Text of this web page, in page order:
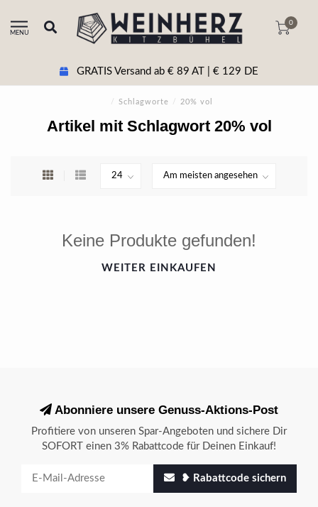
MENU
0
GRATIS Versand ab € 89 AT | € 129 DE
/ Schlagworte / 20% vol
Artikel mit Schlagwort 20% vol
Keine Produkte gefunden!
WEITER EINKAUFEN
Abonniere unsere Genuss-Aktions-Post
Profitiere von unseren Spar-Angeboten und sichere Dir
SOFORT einen 3% Rabattcode für Deinen Einkauf!
❥ Rabattcode sichern